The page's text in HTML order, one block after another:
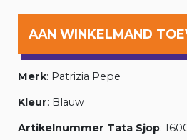
AAN WINKELMAND
Merk: Patrizia Pepe
Kleur: Blauw
Artikelnummer Tata Sjop: